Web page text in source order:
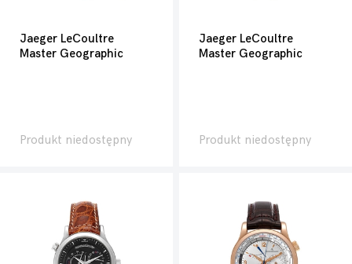
Jaeger LeCoultre
Master Geographic
Produkt niedostępny
Jaeger LeCoultre
Master Geographic
Produkt niedostępny